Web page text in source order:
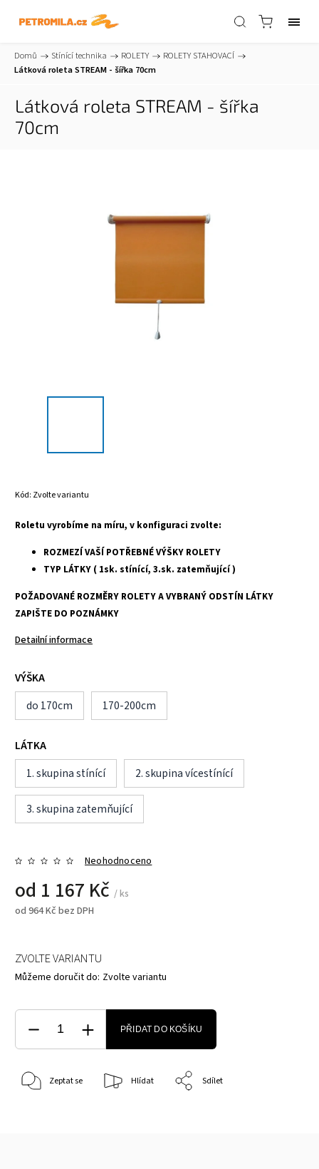
Domů / Stínící technika / ROLETY / ROLETY STAHOVACÍ /
Látková roleta STREAM - šířka 70cm
Látková roleta STREAM - šířka
70cm
Kód: Zvolte variantu
Roletu vyrobíme na míru, v konfiguraci zvolte:
ROZMEZÍ VAŠÍ POTŘEBNÉ VÝŠKY ROLETY
TYP LÁTKY ( 1sk. stínící, 3.sk. zatemňující )
POŽADOVANÉ ROZMĚRY ROLETY A VYBRANÝ ODSTÍN LÁTKY
ZAPIŠTE DO POZNÁMKY
Detailní informace
VÝŠKA
do 170cm
170-200cm
LÁTKA
1. skupina stínící
2. skupina vícestínící
3. skupina zatemňující
Neohodnoceno
od 1 167 Kč / ks
od 964 Kč bez DPH
ZVOLTE VARIANTU
Můžeme doručit do: Zvolte variantu
PŘIDAT DO KOŠÍKU
Zeptat se Hlídat Sdílet